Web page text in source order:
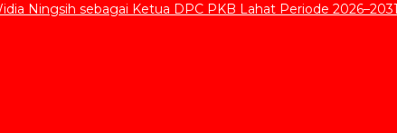
Ningsih sebagai Ketua DPC PKB Lahat Periode 2026–2031